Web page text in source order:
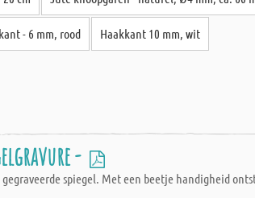
- 6 mm, rood Haakkant 10 mm, wit
-
gegraveerde spiegel. Met een beetje handigheid